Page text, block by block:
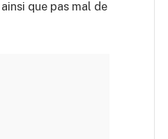
que pas mal de